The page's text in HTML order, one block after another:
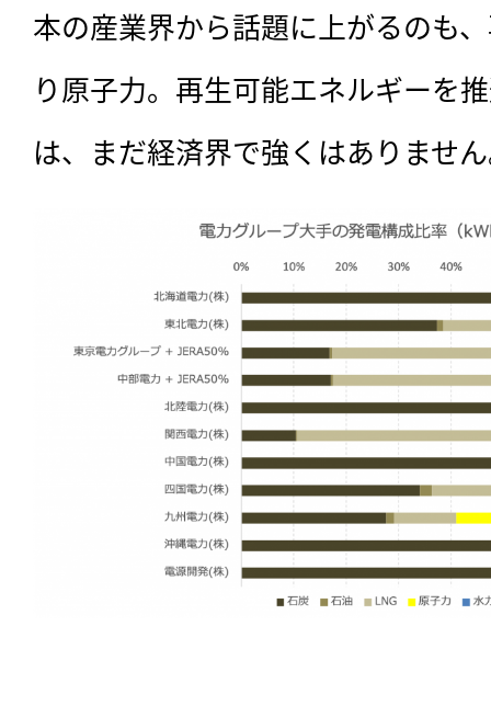
本の産業界から話題に上がるのも
り原子力。再生可能エネルギーを
は、まだ経済界で強くはありませ